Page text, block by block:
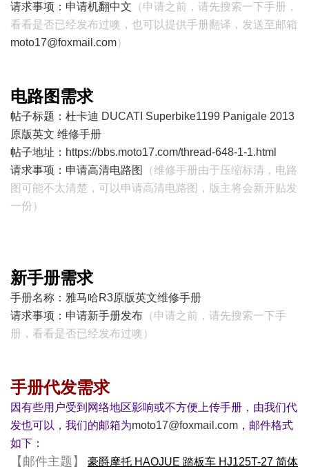
请求事项：申请机翻中文 （申请之前，请先搜索一下手册，
看看是否已经发布过噢，也可以提供手册翻译，发送至邮箱
moto17@foxmail.com）
电路图需求
帖子标题：杜卡迪 DUCATI Superbike1199 Panigale 2013
原版英文 维修手册
帖子地址： https://bbs.moto17.com/thread-648-1-1.html
请求事项：申请高清电路图
（维修手册由于压缩标清，电路
图可能不太清楚，可以申请高清电路图，版主将会新开贴发
一份）
新手册需求
手册名称：雅马哈R3原版英文维修手册
请求事项：申请新手册发布 （申请之前，请先搜索一下手
册，看看是否已经发布过噢）
手册代发需求
因有些用户受到网络地区影响或不方便上传手册，由我们代
发也可以，我们的邮箱为moto17@foxmail.com ， 邮件格式
如下 ：
【邮件主题】
豪爵摩托 HAOJUE 踏板车 HJ125T-27 简体